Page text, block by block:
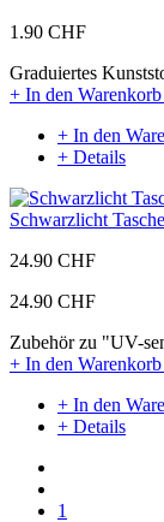
1.90 CHF
Graduiertes
+ In den Warenkorb
+ In den
+ Details
Schwarzlicht
24.90 CHF
24.90 CHF
Zubehör zu "UV-
+ In den Warenkorb
+ In den
+ Details
1